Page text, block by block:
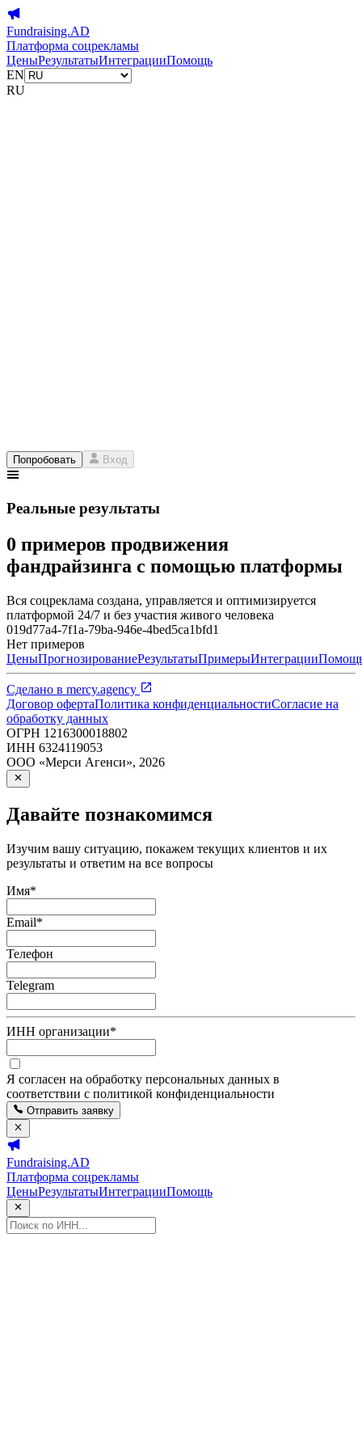
Fundraising.AD
Платформа соцрекламы
ЦеныРезультатыИнтеграцииПомощь
EN
RU
Попробовать Вход
Реальные результаты
0 примеров продвижения
фандрайзинга с помощью платформы
Вся соцреклама создана, управляется и оптимизируется
платформой 24/7 и без участия живого человека
019d77a4-7f1a-79ba-946e-4bed5ca1bfd1
Нет примеров
ЦеныПрогнозированиеРезультатыПримерыИнтеграции
Сделано в mercy.agency
Договор офертаПолитика конфиденциальностиСогласие на
обработку данных
ОГРН 1216300018802
ИНН 6324119053
ООО «Мерси Агенси», 2026
Давайте познакомимся
Изучим вашу ситуацию, покажем текущих клиентов и их
результаты и ответим на все вопросы
Имя*
Email*
Телефон
Telegram
ИНН организации*
Я согласен на обработку персональных данных в
соответствии с политикой конфиденциальности
Отправить заявку
Fundraising.AD
Платформа соцрекламы
ЦеныРезультатыИнтеграцииПомощь